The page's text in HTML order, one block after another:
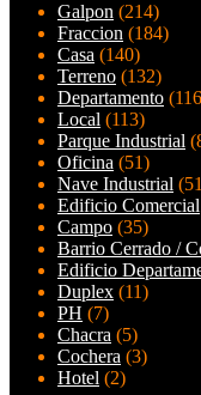
Galpon (214)
Fraccion (184)
Casa (140)
Terreno (132)
Departamento
Local (113)
Parque Industrial
Oficina (51)
Nave Industrial
Edificio Comercial
Campo (35)
Barrio Cerrado /
Edificio
Duplex (11)
PH (7)
Chacra (5)
Cochera (3)
Hotel (2)